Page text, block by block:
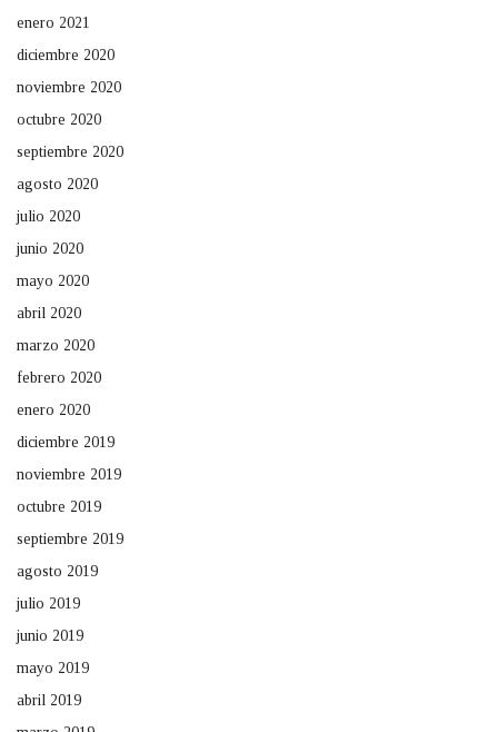
enero 2021
diciembre 2020
noviembre 2020
octubre 2020
septiembre 2020
agosto 2020
julio 2020
junio 2020
mayo 2020
abril 2020
marzo 2020
febrero 2020
enero 2020
diciembre 2019
noviembre 2019
octubre 2019
septiembre 2019
agosto 2019
julio 2019
junio 2019
mayo 2019
abril 2019